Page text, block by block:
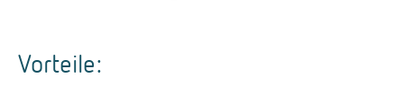
Vorteile: